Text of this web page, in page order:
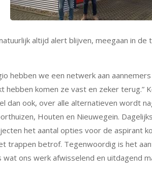
altijd alert blijven, meegaan in de
hebben we een netwerk aan
komen ze vast en zeker terug.”
dan ook, over alle alternatieven wordt
Houten en Nieuwegein.
het aantal opties voor de aspirant
trappen betrof. Tegenwoordig is het
ons werk afwisselend en uitdagend